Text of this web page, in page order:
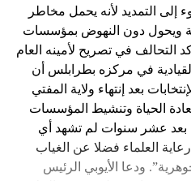
إلى التمديد لأنه يحمل مخاطر
ويحول دون النهوض بمؤسسات
التحالف في تصريح لأمينه العام
القيادية في مركزه بطرابلس أن
بعد إنتهاء ولاية المفتي
الحياة وتنشيط المؤسسات
بعد عشر سنوات لم تشهد أي
العلماء فضلا عن الغياب
ودعا الأيوبي الرئيس